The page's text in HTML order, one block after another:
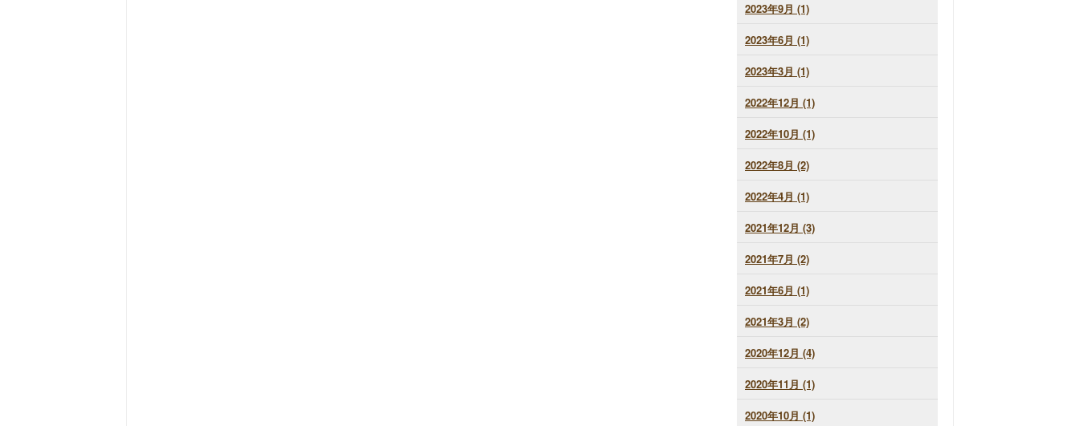
2023年9月 (1)
2023年6月 (1)
2023年3月 (1)
2022年12月 (1)
2022年10月 (1)
2022年8月 (2)
2022年4月 (1)
2021年12月 (3)
2021年7月 (2)
2021年6月 (1)
2021年3月 (2)
2020年12月 (4)
2020年11月 (1)
2020年10月 (1)